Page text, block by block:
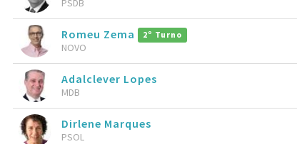
Romeu Zema 2º Turno
NOVO
Adalclever Lopes
MDB
Dirlene Marques
PSOL